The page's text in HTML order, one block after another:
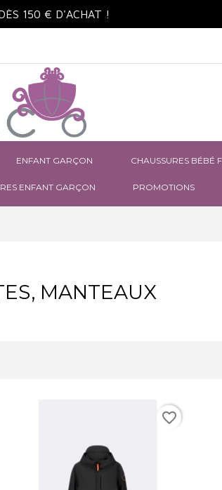
150 € D'ACHAT !
ENFANT GARÇON CHAUSSURES BÉBÉ
ENFANT GARÇON PROMOTIONS
MANTEAUX
favorite_border